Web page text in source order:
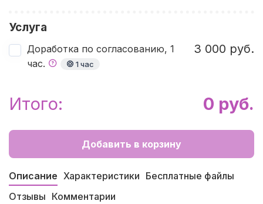
Услуга
Доработка по согласованию, 1
час.
1 час
3 000 руб.
Итого: 0 руб.
Добавить в корзину
Описание Характеристики Бесплатные файлы
Отзывы Комментарии